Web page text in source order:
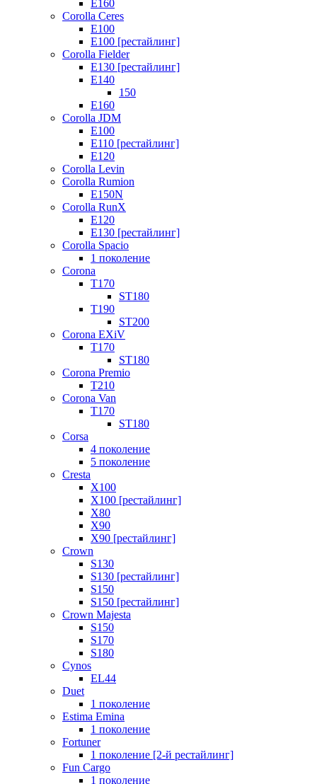
E160
Corolla Ceres
E100
E100 [рестайлинг]
Corolla Fielder
E130 [рестайлинг]
E140
150
E160
Corolla JDM
E100
E110 [рестайлинг]
E120
Corolla Levin
Corolla Rumion
E150N
Corolla RunX
E120
E130 [рестайлинг]
Corolla Spacio
1 поколение
Corona
T170
ST180
T190
ST200
Corona EXiV
T170
ST180
Corona Premio
T210
Corona Van
T170
ST180
Corsa
4 поколение
5 поколение
Cresta
X100
X100 [рестайлинг]
X80
X90
X90 [рестайлинг]
Crown
S130
S130 [рестайлинг]
S150
S150 [рестайлинг]
Crown Majesta
S150
S170
S180
Cynos
EL44
Duet
1 поколение
Estima Emina
1 поколение
Fortuner
1 поколение [2-й рестайлинг]
Fun Cargo
1 поколение